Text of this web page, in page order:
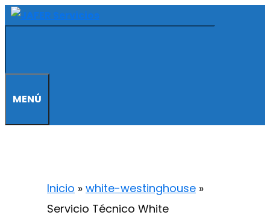
Saltar
MENÚ
Inicio » white-westinghouse »
Servicio Técnico White